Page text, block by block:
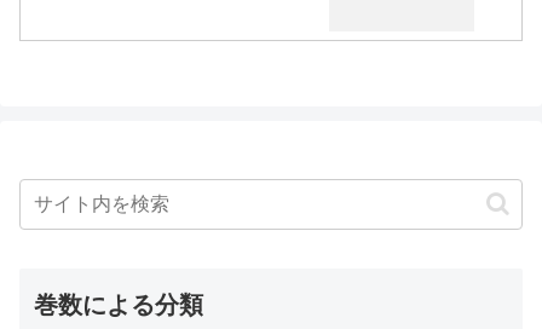
巻数による分類